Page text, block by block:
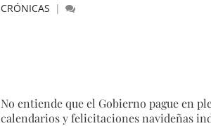
CRÓNICAS
No entiende que el Gobierno pague en
calendarios y felicitaciones navideñas